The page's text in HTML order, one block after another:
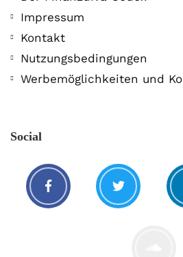
Impressum
Kontakt
Nutzungsbedingungen
Werbemöglichkeiten und
Social